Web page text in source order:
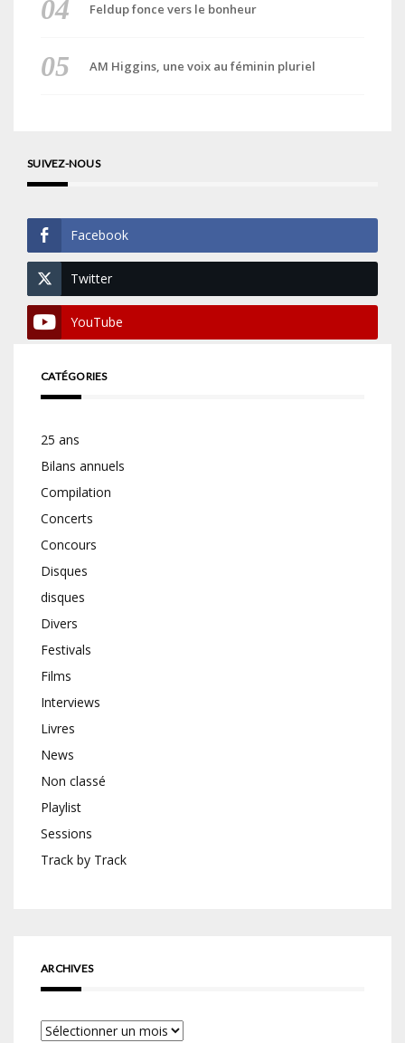
Feldup fonce vers le bonheur
AM Higgins, une voix au féminin pluriel
SUIVEZ-NOUS
Facebook
Twitter
YouTube
CATÉGORIES
25 ans
Bilans annuels
Compilation
Concerts
Concours
Disques
disques
Divers
Festivals
Films
Interviews
Livres
News
Non classé
Playlist
Sessions
Track by Track
ARCHIVES
Archives